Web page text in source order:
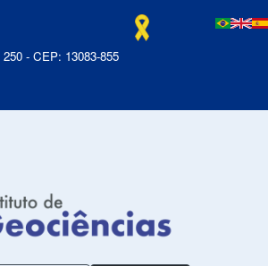
- CEP: 13083-855